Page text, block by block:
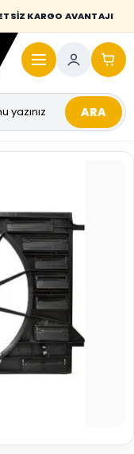
KARGO AVANTAJI
taşıma bedeli alıcıya
ARA